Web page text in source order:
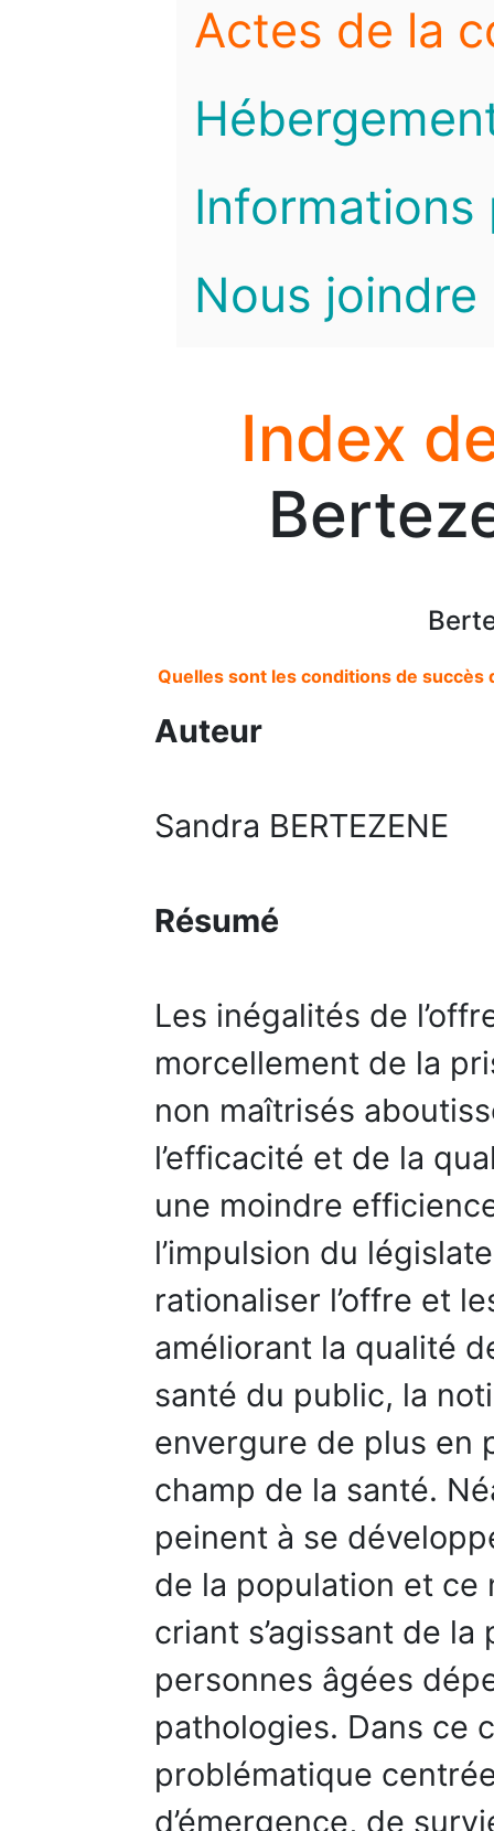
Actes de la
Informations
Nous joindre
Index
Quelles sont les conditions de succès
Auteur
Sandra BERTEZENE
Résumé
Les inégalités de
morcellement de la
non maîtrisés
l’efficacité et de la
une moindre
l’impulsion du
rationaliser l’offre et
améliorant la qualité
santé du public, la
envergure de plus en
champ de la santé.
peinent à se
de la population et ce
criant s’agissant de
personnes âgées
pathologies. Dans ce
problématique
d’émergence, de